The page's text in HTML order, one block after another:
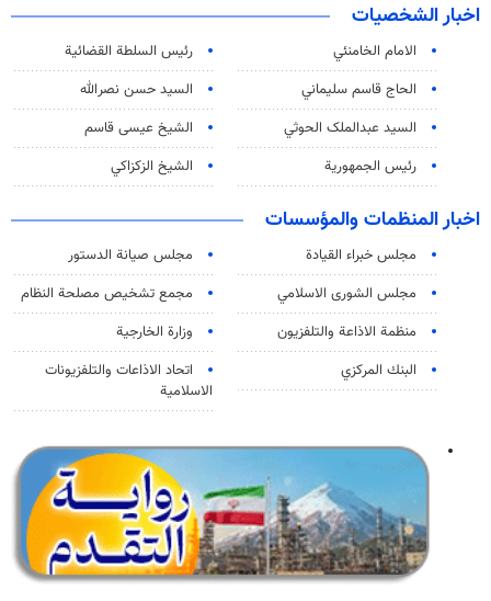
اخبار الشخصيات
الامام الخامنئي
رئیس السلطة القضائیة
الحاج قاسم سليماني
السيد حسن نصرالله
السید عبدالملک الحوثي
الشيخ عيسى قاسم
رئيس الجمهورية
الشيخ الزكزاكي
اخبار المنظمات والمؤسسات
مجلس خبراء القيادة
مجلس صيانة الدستور
مجلس الشورى الاسلامي
مجمع تشخيص مصلحة النظام
منظمة الاذاعة والتلفزیون
وزارة الخارجية
البنك المركزي
اتحاد الاذاعات والتلفزيونات
الاسلامية